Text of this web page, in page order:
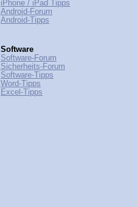
iPhone / iPad Tipps
Android-Forum
Android-Tipps
Software
Software-Forum
Sicherheits-Forum
Software-Tipps
Word-Tipps
Excel-Tipps